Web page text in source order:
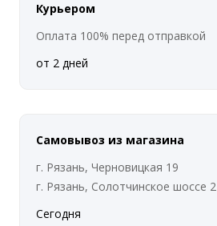
Курьером
Оплата 100% перед отправкой
от 2 дней
Самовывоз из магазина
г. Рязань, Черновицкая 19
г. Рязань, Солотчинское шоссе 2
Сегодня